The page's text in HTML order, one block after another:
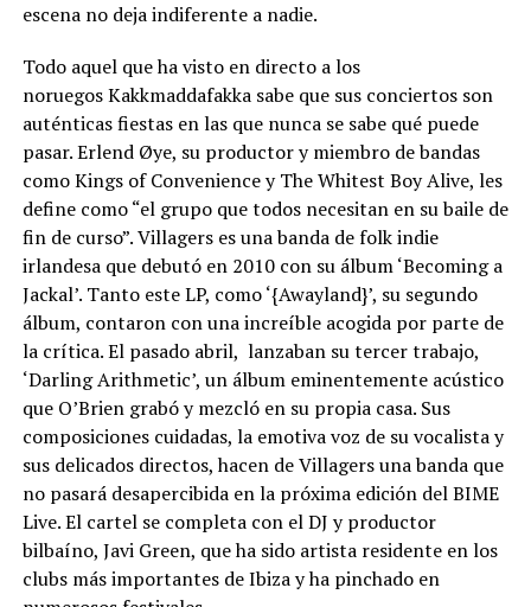
escena no deja indiferente a nadie.
Todo aquel que ha visto en directo a los
noruegos Kakkmaddafakka sabe que sus conciertos son
auténticas fiestas en las que nunca se sabe qué puede
pasar. Erlend Øye, su productor y miembro de bandas
como Kings of Convenience y The Whitest Boy Alive, les
define como “el grupo que todos necesitan en su baile de
fin de curso”. Villagers es una banda de folk indie
irlandesa que debutó en 2010 con su álbum ‘Becoming a
Jackal’. Tanto este LP, como ‘{Awayland}’, su segundo
álbum, contaron con una increíble acogida por parte de
la crítica. El pasado abril, lanzaban su tercer trabajo,
‘Darling Arithmetic’, un álbum eminentemente acústico
que O’Brien grabó y mezcló en su propia casa. Sus
composiciones cuidadas, la emotiva voz de su vocalista y
sus delicados directos, hacen de Villagers una banda que
no pasará desapercibida en la próxima edición del BIME
Live. El cartel se completa con el DJ y productor
bilbaíno, Javi Green, que ha sido artista residente en los
clubs más importantes de Ibiza y ha pinchado en